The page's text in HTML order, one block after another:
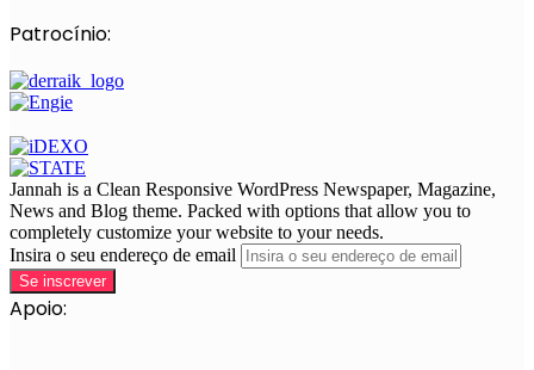
Patrocínio:
Jannah is a Clean Responsive WordPress Newspaper, Magazine,
News and Blog theme. Packed with options that allow you to
completely customize your website to your needs.
Insira o seu endereço de email
Apoio: